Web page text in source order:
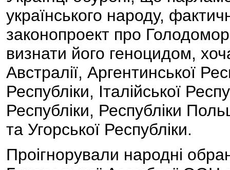
українського народу,
законопроект про Голодомор
визнати його геноцидом,
Австралії, Аргентинської
Республіки, Італійської
Республіки, Республіки
та Угорської Республіки.
Проігнорували народні